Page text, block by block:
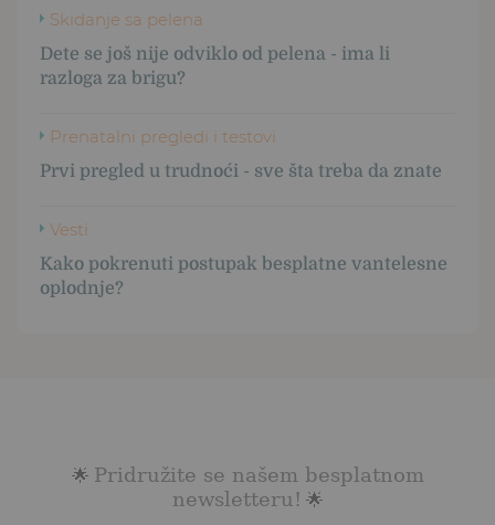
Skidanje sa pelena
Dete se još nije odviklo od pelena - ima li
razloga za brigu?
Prenatalni pregledi i testovi
Prvi pregled u trudnoći - sve šta treba da znate
Vesti
Kako pokrenuti postupak besplatne vantelesne
oplodnje?
🌟 Pridružite se našem besplatnom
newsletteru! 🌟